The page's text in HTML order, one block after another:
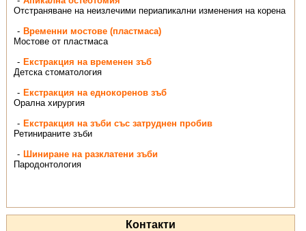
Отстраняване на неизлечими периапикални изменения на корена
Временни мостове (пластмаса)
Мостове от пластмаса
Екстракция на временен зъб
Детска стоматология
Екстракция на еднокоренов зъб
Орална хирургия
Екстракция на зъби със затруднен пробив
Ретинираните зъби
Шиниране на разклатени зъби
Пародонтология
Контакти